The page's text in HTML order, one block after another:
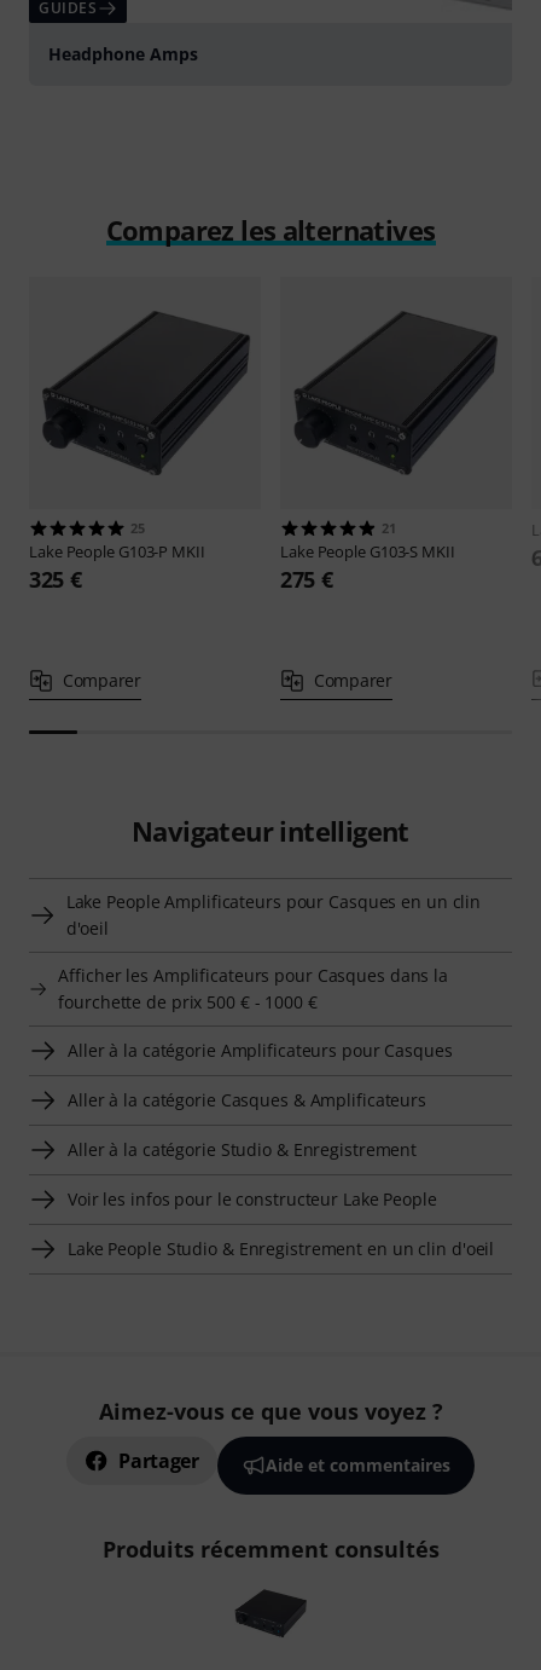
GUIDES
Headphone Amps
Comparez les alternatives
25
Lake People G103-P MKII
325 €
Comparer
21
Lake People G103-S MKII
275 €
Comparer
Navigateur intelligent
Lake People Amplificateurs pour Casques en un clin
d'oeil
Afficher les Amplificateurs pour Casques dans la
fourchette de prix 500 € - 1000 €
Aller à la catégorie Amplificateurs pour Casques
Aller à la catégorie Casques & Amplificateurs
Aller à la catégorie Studio & Enregistrement
Voir les infos pour le constructeur Lake People
Lake People Studio & Enregistrement en un clin d'oeil
Aimez-vous ce que vous voyez ?
Partager Aide et commentaires
Produits récemment consultés